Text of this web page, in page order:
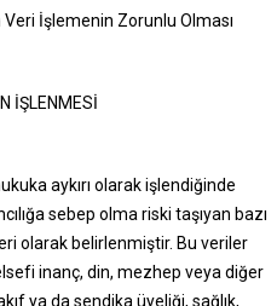
İşlemenin Zorunlu Olması
İŞLENMESİ
aykırı olarak işlendiğinde
sebep olma riski taşıyan bazı
olarak belirlenmiştir. Bu veriler
inanç, din, mezhep veya diğer
ya da sendika üyeliği, sağlık,